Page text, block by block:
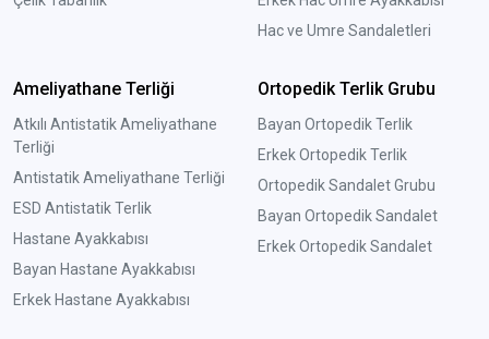
Hac ve Umre Sandaletleri
Ameliyathane Terliği
Atkılı Antistatik Ameliyathane
Terliği
Antistatik Ameliyathane Terliği
ESD Antistatik Terlik
Hastane Ayakkabısı
Bayan Hastane Ayakkabısı
Erkek Hastane Ayakkabısı
Ortopedik Terlik Grubu
Bayan Ortopedik Terlik
Erkek Ortopedik Terlik
Ortopedik Sandalet Grubu
Bayan Ortopedik Sandalet
Erkek Ortopedik Sandalet